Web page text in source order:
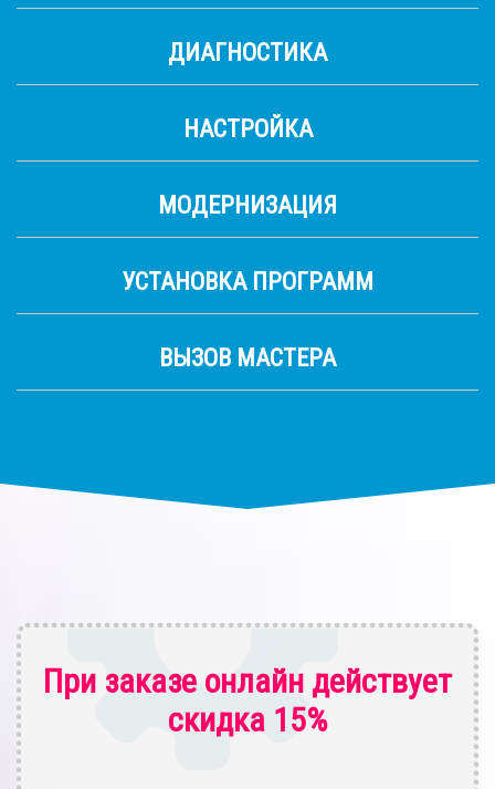
ДИАГНОСТИКА
НАСТРОЙКА
МОДЕРНИЗАЦИЯ
УСТАНОВКА ПРОГРАММ
ВЫЗОВ МАСТЕРА
При заказе онлайн действует
скидка 15%